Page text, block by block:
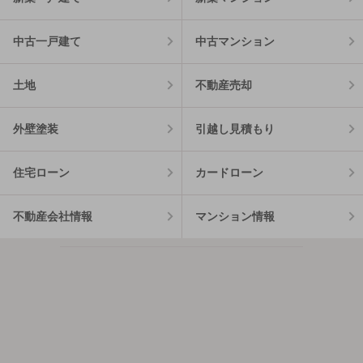
中古一戸建て 中古マンション
土地 不動産売却
外壁塗装 引越し見積もり
住宅ローン カードローン
不動産会社情報 マンション情報